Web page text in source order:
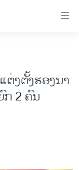
ຕ່ງ​ຕັ້ງ​ຮອງ​ນາ​
2 ຄົນ